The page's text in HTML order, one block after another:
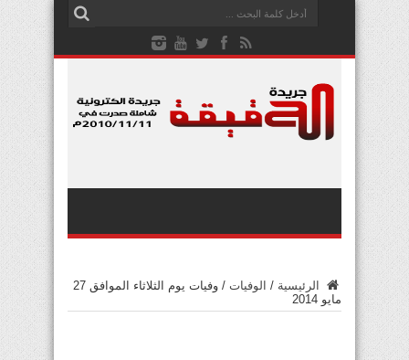
الرئيسية / الوفيات /
وفيات يوم الثلاثاء الموافق 27
مايو 2014